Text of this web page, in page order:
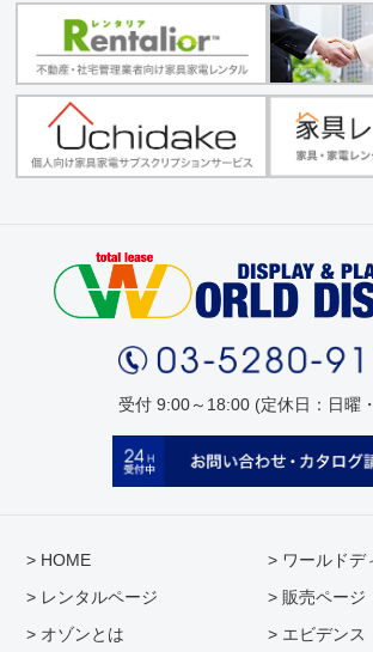
受付 9:00～18:00 (定休日：日曜
> HOME
> ワールドデ
> レンタルページ
> 販売ページ
> オゾンとは
> エビデンス